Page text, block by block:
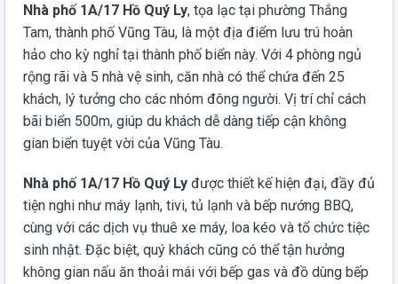
Nhà phố 1A/17 Hồ Quý Ly, tọa lạc tại phường Thắng
Tam, thành phố Vũng Tàu, là một địa điểm lưu trú hoàn
hảo cho kỳ nghỉ tại thành phố biển này. Với 4 phòng ngủ
rộng rãi và 5 nhà vệ sinh, căn nhà có thể chứa đến 25
khách, lý tưởng cho các nhóm đông người. Vị trí chỉ cách
bãi biển 500m, giúp du khách dễ dàng tiếp cận không
gian biển tuyệt vời của Vũng Tàu.
Nhà phố 1A/17 Hồ Quý Ly được thiết kế hiện đại, đầy đủ
tiện nghi như máy lạnh, tivi, tủ lạnh và bếp nướng BBQ,
cùng với các dịch vụ thuê xe máy, loa kéo và tổ chức tiệc
sinh nhật. Đặc biệt, quý khách cũng có thể tận hưởng
không gian nấu ăn thoải mái với bếp gas và đồ dùng bếp